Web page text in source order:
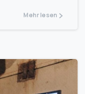
Mehr lesen